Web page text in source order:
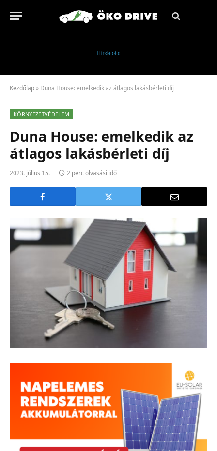
Kezdőlap » Duna House: emelkedik az átlagos lakásbérleti díj
KÖRNYEZETVÉDELEM
Duna House: emelkedik az
átlagos lakásbérleti díj
2023. július 15. 2 perc olvasási idő